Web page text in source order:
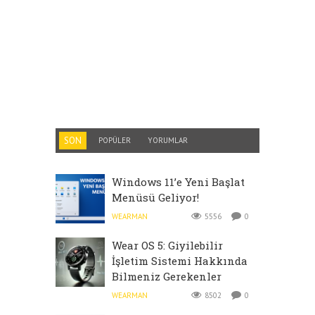
SON POPÜLER YORUMLAR
Windows 11’e Yeni Başlat
Menüsü Geliyor!
WEARMAN 5556 0
Wear OS 5: Giyilebilir
İşletim Sistemi Hakkında
Bilmeniz Gerekenler
WEARMAN 8502 0